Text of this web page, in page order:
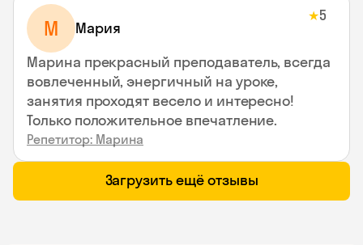
М Мария
★5
Марина прекрасный преподаватель, всегда
вовлеченный, энергичный на уроке,
занятия проходят весело и интересно!
Только положительное впечатление.
Репетитор: Марина
Загрузить ещё отзывы